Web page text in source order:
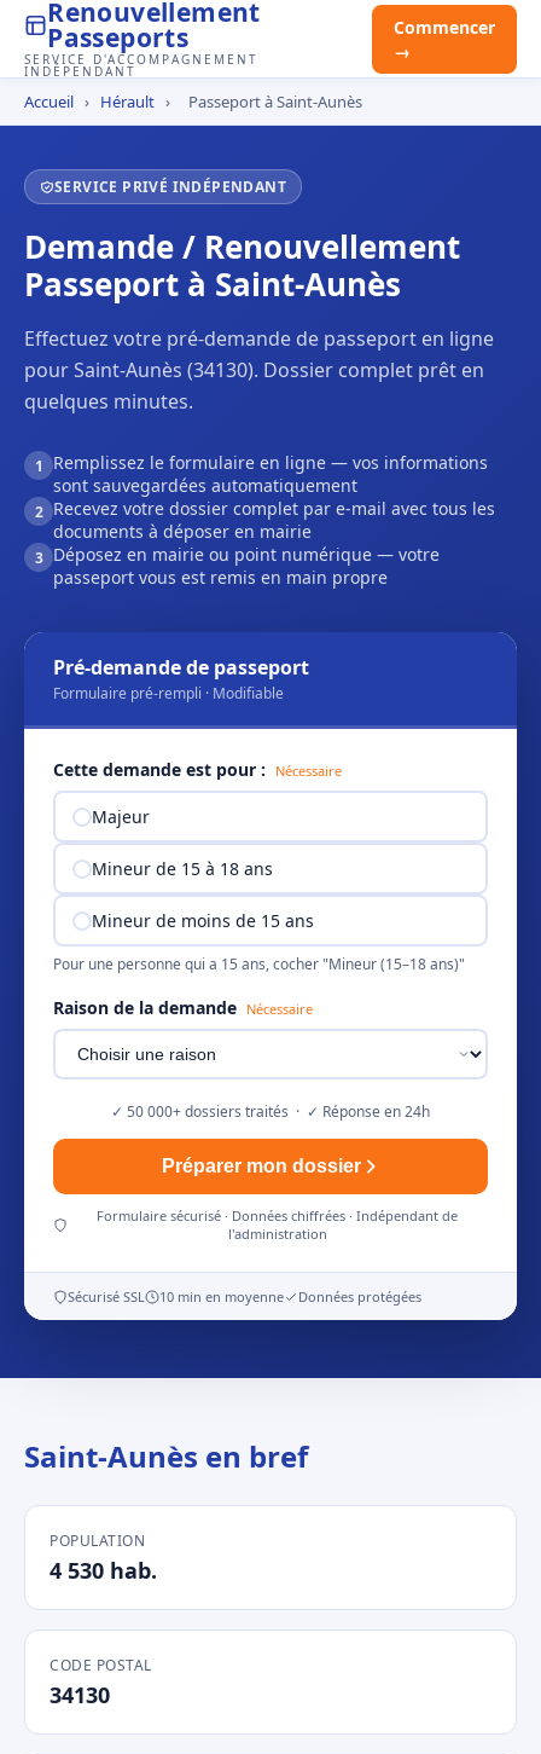
Renouvellement
Passeports
SERVICE D'ACCOMPAGNEMENT
INDÉPENDANT
Commencer
→
Accueil › Hérault › Passeport à Saint-Aunès
SERVICE PRIVÉ INDÉPENDANT
Demande / Renouvellement
Passeport à Saint-Aunès
Effectuez votre pré-demande de passeport en ligne
pour Saint-Aunès (34130). Dossier complet prêt en
quelques minutes.
1
Remplissez le formulaire en ligne — vos informations
sont sauvegardées automatiquement
2 Recevez votre dossier complet par e-mail avec tous les
documents à déposer en mairie
3 Déposez en mairie ou point numérique — votre
passeport vous est remis en main propre
Pré-demande de passeport
Formulaire pré-rempli · Modifiable
Cette demande est pour : Nécessaire
Majeur
Mineur de 15 à 18 ans
Mineur de moins de 15 ans
Pour une personne qui a 15 ans, cocher "Mineur (15–18 ans)"
Raison de la demande Nécessaire
✓ 50 000+ dossiers traités · ✓ Réponse en 24h
Préparer mon dossier
Formulaire sécurisé · Données chiffrées · Indépendant de
l'administration
Sécurisé SSL 10 min en moyenne Données protégées
Saint-Aunès en bref
POPULATION
4 530 hab.
CODE POSTAL
34130